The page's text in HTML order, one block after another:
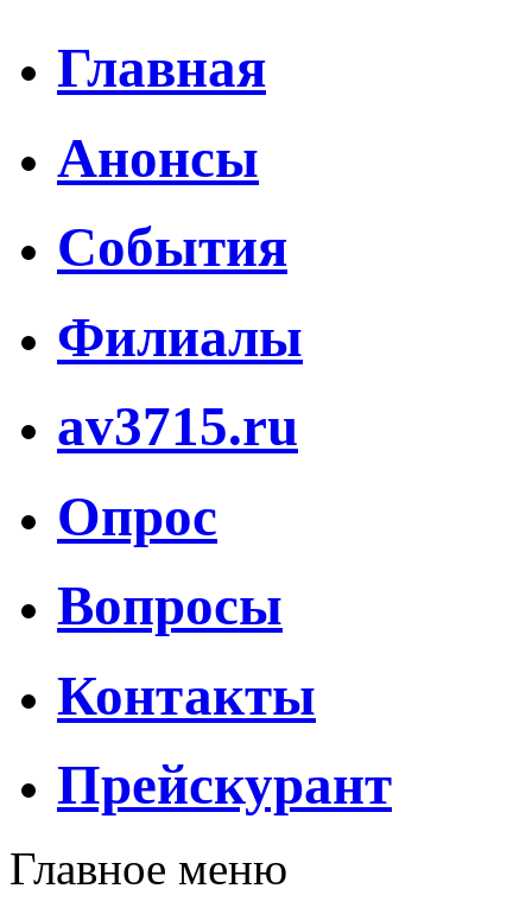
Главная
Анонсы
События
Филиалы
av3715.ru
Опрос
Вопросы
Контакты
Прейскурант
Главное меню